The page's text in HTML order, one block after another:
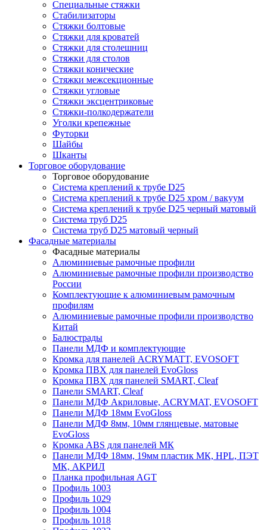
Специальные стяжки
Стабилизаторы
Стяжки болтовые
Стяжки для кроватей
Стяжки для столешниц
Стяжки для столов
Стяжки конические
Стяжки межсекционные
Стяжки угловые
Стяжки эксцентриковые
Стяжки-полкодержатели
Уголки крепежные
Футорки
Шайбы
Шканты
Торговое оборудование
Торговое оборудование
Система креплений к трубе D25
Система креплений к трубе D25 хром / вакуум
Система креплений к трубе D25 черный матовый
Система труб D25
Система труб D25 матовый черный
Фасадные материалы
Фасадные материалы
Алюминиевые рамочные профили
Алюминиевые рамочные профили производство
России
Комплектующие к алюминиевым рамочным
профилям
Алюминиевые рамочные профили производство
Китай
Балюстрады
Панели МДФ и комплектующие
Кромка для панелей ACRYMATT, EVOSOFT
Кромка ПВХ для панелей EvoGloss
Кромка ПВХ для панелей SMART, Cleaf
Панели SMART, Cleaf
Панели МДФ Акриловые, ACRYMAT, EVOSOFT
Панели МДФ 18мм EvoGloss
Панели МДФ 8мм, 10мм глянцевые, матовые
EvoGloss
Кромка ABS для панелей МК
Панели МДФ 18мм, 19мм пластик МК, HPL, ПЭТ
МК, АКРИЛ
Планка профильная AGT
Профиль 1003
Профиль 1029
Профиль 1004
Профиль 1018